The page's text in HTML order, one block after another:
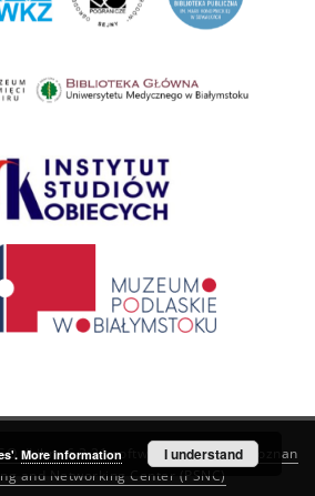
dLibra 6.3.21software created by
Poznan
and Networking Center (PSNC)
More information I understand